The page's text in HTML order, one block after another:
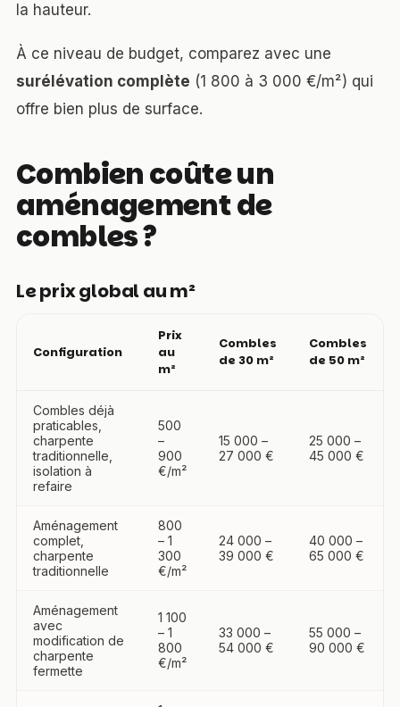
la hauteur.
À ce niveau de budget, comparez avec une
surélévation complète (1 800 à 3 000 €/m²) qui
offre bien plus de surface.
Combien coûte un
aménagement de
combles ?
Le prix global au m²
Configuration
Prix
au
m²
Combles
de 30 m²
Combles
de 50 m²
Combles déjà
praticables,
charpente
traditionnelle,
isolation à
refaire
500
–
900
€/m²
15 000 –
27 000 €
25 000 –
45 000 €
Aménagement
complet,
charpente
traditionnelle
800
– 1
300
€/m²
24 000 –
39 000 €
40 000 –
65 000 €
Aménagement
avec
modification de
charpente
fermette
1 100
– 1
800
€/m²
33 000 –
54 000 €
55 000 –
90 000 €